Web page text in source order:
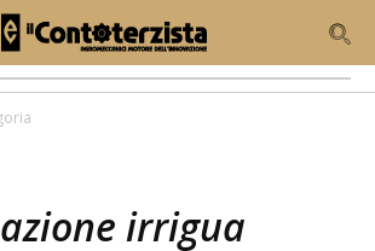
irrigua